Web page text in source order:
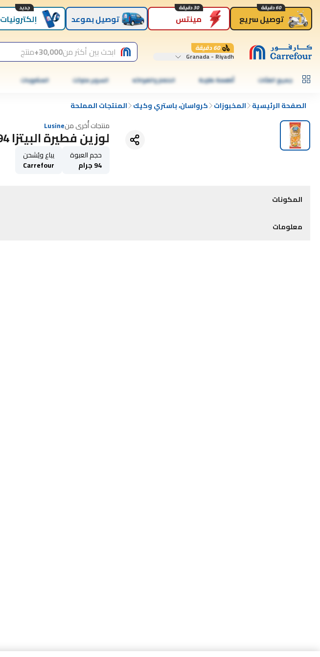
توصيل سريع
60 دقيقة
مينتس
30 دقيقة
توصيل بموعد إلكترونيات
جديد
60 دقيقة
Granada - Riyadh ابحث بين أكثر من30,000+ منتج
جميع الفئات أطعمة طازجة الخضار والفواكه السوبر ماركت المشروبات
الصفحة الرئيسية المخبوزات كرواسان، باستري وكيك المنتجات المملحة
منتجات أُخرى منLusine
لوزين فطيرة البيتزا 94 جرام
حجم العبوة
94 جرام
يباع ويُشحن
Carrefour
المكونات
معلومات